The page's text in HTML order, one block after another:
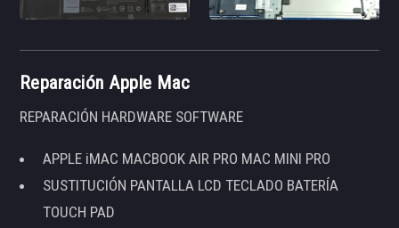
Reparación Apple Mac
REPARACIÓN HARDWARE SOFTWARE
APPLE iMAC MACBOOK AIR PRO MAC MINI PRO
SUSTITUCIÓN PANTALLA LCD TECLADO BATERÍA
TOUCH PAD